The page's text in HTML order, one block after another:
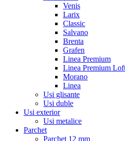
Venis
Larix
Classic
Salvano
Brenta
Grafen
Linea Premium
Linea Premium
Morano
Linea
Usi glisante
Usi duble
Usi exterior
Usi metalice
Parchet
Parchet 12 mm